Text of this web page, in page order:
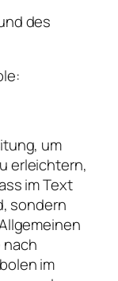
des
um
erleichtern,
im Text
sondern
nach
im